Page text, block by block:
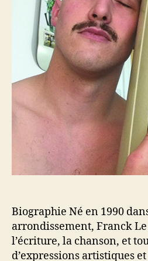
Biographie Né en 1990
arrondissement, Franck
l’écriture, la chanson, et
d’expressions artistiques